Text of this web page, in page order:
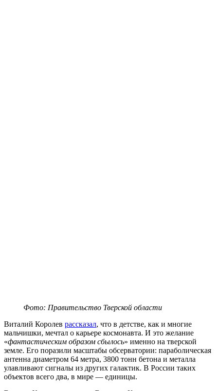
Фото: Правительство Тверской области
Виталий Королев рассказал, что в детстве, как и многие
мальчишки, мечтал о карьере космонавта. И это желание
«фантастическим образом сбылось» именно на тверской
земле. Его поразили масштабы обсерватории: параболическая
антенна диаметром 64 метра, 3800 тонн бетона и металла
улавливают сигналы из других галактик. В России таких
объектов всего два, в мире — единицы.